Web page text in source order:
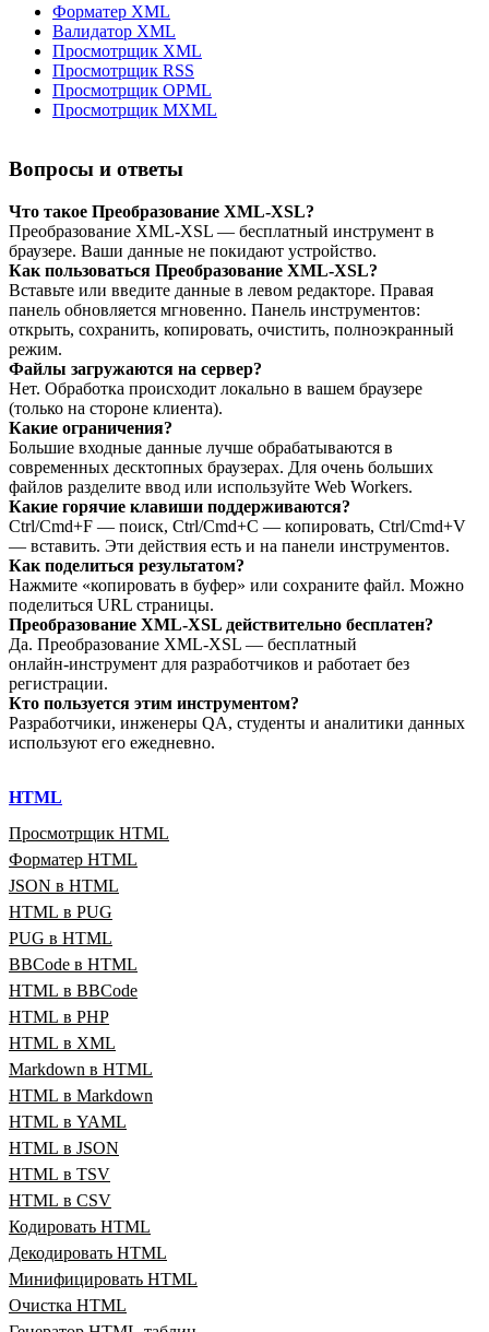
Форматер XML
Валидатор XML
Просмотрщик XML
Просмотрщик RSS
Просмотрщик OPML
Просмотрщик MXML
Вопросы и ответы
Что такое Преобразование XML‑XSL?
Преобразование XML‑XSL — бесплатный инструмент в
браузере. Ваши данные не покидают устройство.
Как пользоваться Преобразование XML‑XSL?
Вставьте или введите данные в левом редакторе. Правая
панель обновляется мгновенно. Панель инструментов:
открыть, сохранить, копировать, очистить, полноэкранный
режим.
Файлы загружаются на сервер?
Нет. Обработка происходит локально в вашем браузере
(только на стороне клиента).
Какие ограничения?
Большие входные данные лучше обрабатываются в
современных десктопных браузерах. Для очень больших
файлов разделите ввод или используйте Web Workers.
Какие горячие клавиши поддерживаются?
Ctrl/Cmd+F — поиск, Ctrl/Cmd+C — копировать, Ctrl/Cmd+V
— вставить. Эти действия есть и на панели инструментов.
Как поделиться результатом?
Нажмите «копировать в буфер» или сохраните файл. Можно
поделиться URL страницы.
Преобразование XML‑XSL действительно бесплатен?
Да. Преобразование XML‑XSL — бесплатный
онлайн‑инструмент для разработчиков и работает без
регистрации.
Кто пользуется этим инструментом?
Разработчики, инженеры QA, студенты и аналитики данных
используют его ежедневно.
HTML
Просмотрщик HTML
Форматер HTML
JSON в HTML
HTML в PUG
PUG в HTML
BBCode в HTML
HTML в BBCode
HTML в PHP
HTML в XML
Markdown в HTML
HTML в Markdown
HTML в YAML
HTML в JSON
HTML в TSV
HTML в CSV
Кодировать HTML
Декодировать HTML
Минифицировать HTML
Очистка HTML